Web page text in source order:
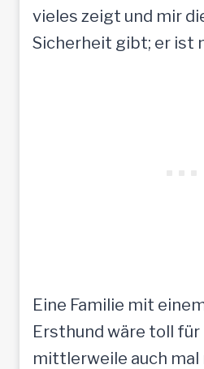
vieles zeigt und mir
Sicherheit gibt; er ist
Eine Familie mit
Ersthund wäre toll für
mittlerweile auch